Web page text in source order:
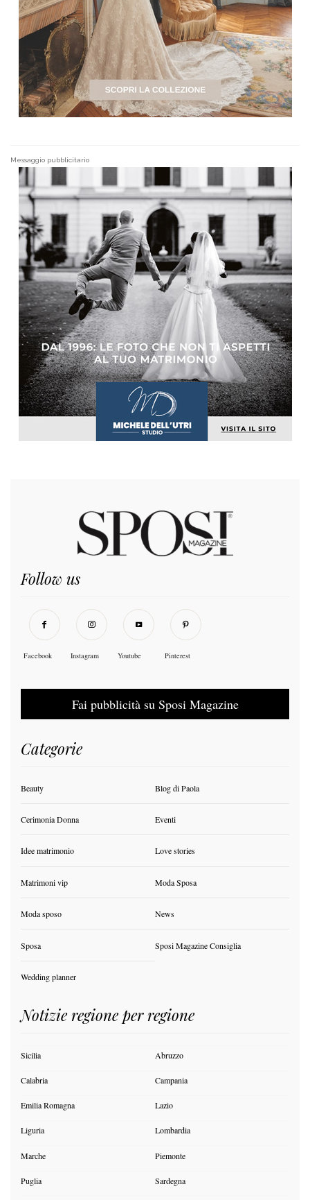
Messaggio pubblicitario
Follow us
Facebook Instagram Youtube Pinterest
Fai pubblicità su Sposi Magazine
Categorie
Beauty Blog di Paola
Cerimonia Donna Eventi
Idee matrimonio Love stories
Matrimoni vip Moda Sposa
Moda sposo News
Sposa Sposi Magazine Consiglia
Wedding planner
Notizie regione per regione
Sicilia Abruzzo
Calabria Campania
Emilia Romagna Lazio
Liguria Lombardia
Marche Piemonte
Puglia Sardegna